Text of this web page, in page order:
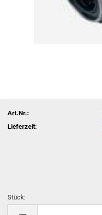
Art.Nr.:
Lieferzeit:
Stück: